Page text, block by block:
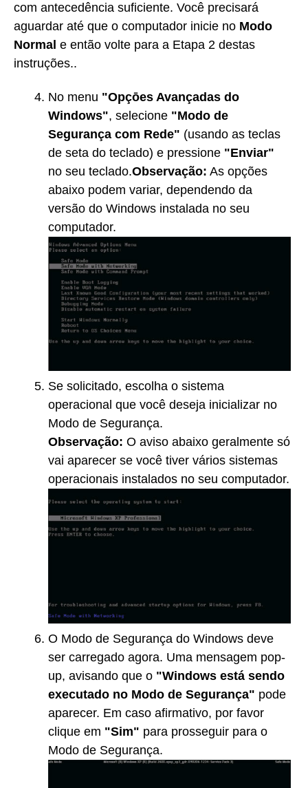
com antecedência suficiente. Você precisará
aguardar até que o computador inicie no Modo
Normal e então volte para a Etapa 2 destas
instruções..
No menu "Opçōes Avançadas do
Windows", selecione "Modo de
Segurança com Rede" (usando as teclas
de seta do teclado) e pressione "Enviar"
no seu teclado.Observação: As opções
abaixo podem variar, dependendo da
versão do Windows instalada no seu
computador.
Se solicitado, escolha o sistema
operacional que você deseja inicializar no
Modo de Segurança.
Observação: O aviso abaixo geralmente só
vai aparecer se você tiver vários sistemas
operacionais instalados no seu computador.
O Modo de Segurança do Windows deve
ser carregado agora. Uma mensagem pop-
up, avisando que o "Windows está sendo
executado no Modo de Segurança" pode
aparecer. Em caso afirmativo, por favor
clique em "Sim" para prosseguir para o
Modo de Segurança.